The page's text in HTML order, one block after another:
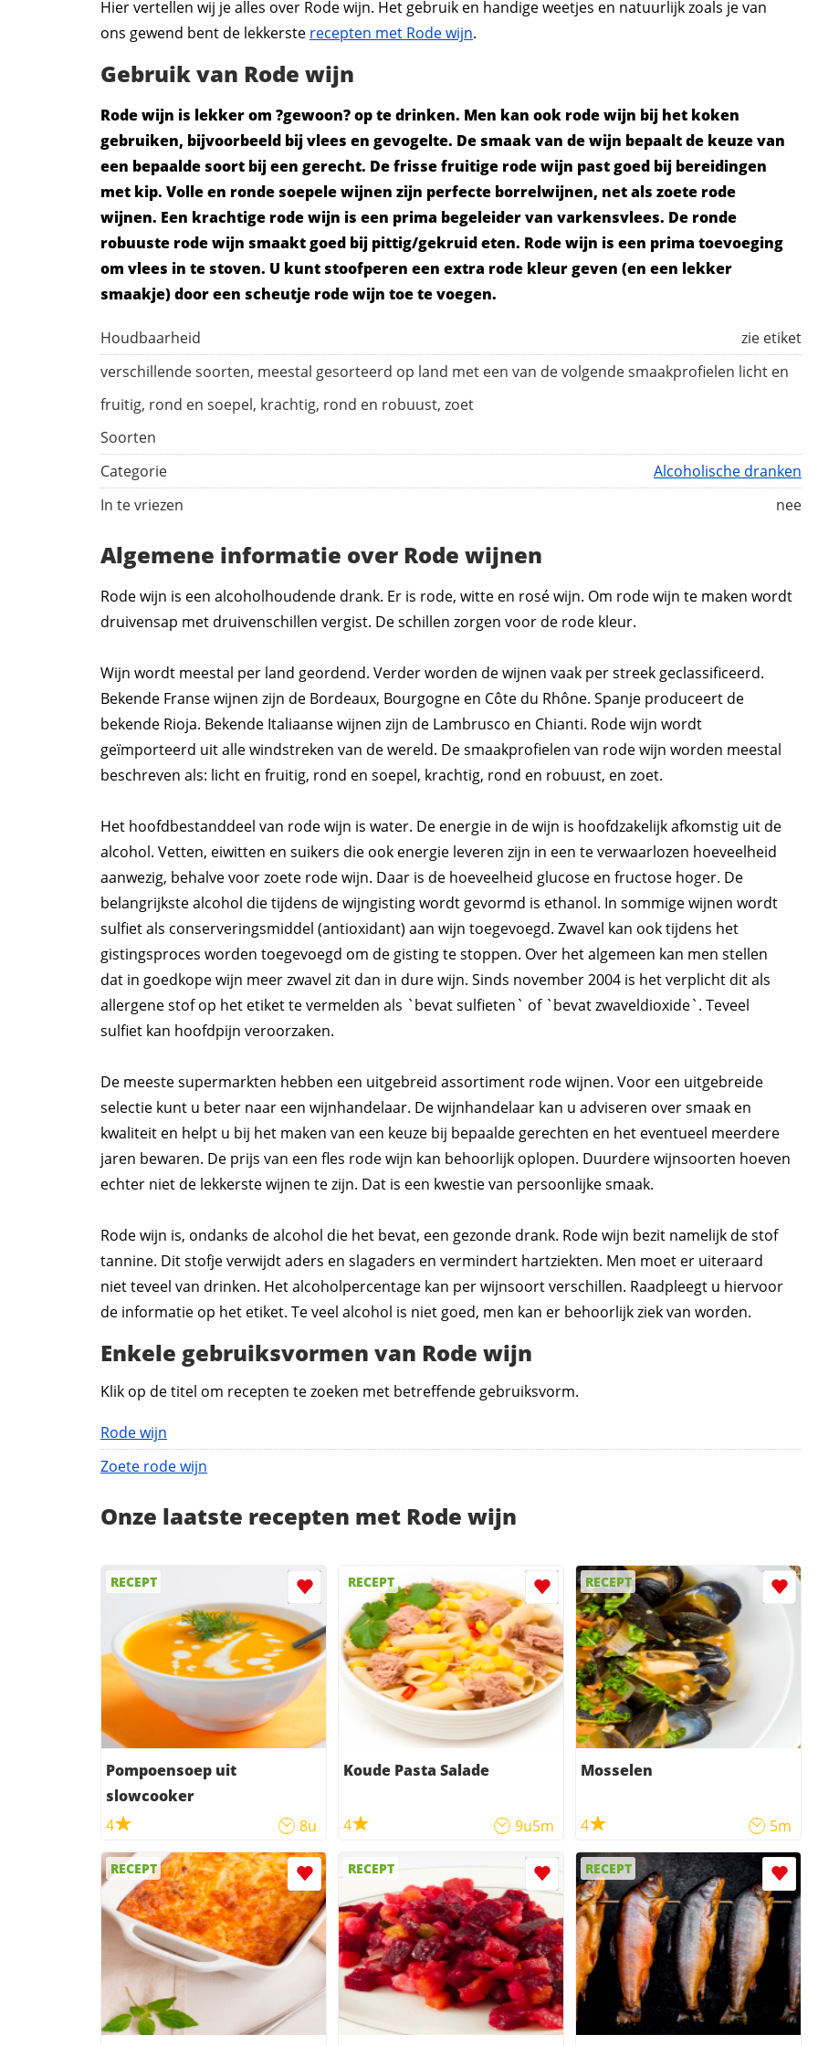
Hier vertellen wij je alles over Rode wijn. Het gebruik en handige weetjes en natuurlijk zoals je van
ons gewend bent de lekkerste recepten met Rode wijn.
Gebruik van Rode wijn
Rode wijn is lekker om ?gewoon? op te drinken. Men kan ook rode wijn bij het koken
gebruiken, bijvoorbeeld bij vlees en gevogelte. De smaak van de wijn bepaalt de keuze van
een bepaalde soort bij een gerecht. De frisse fruitige rode wijn past goed bij bereidingen
met kip. Volle en ronde soepele wijnen zijn perfecte borrelwijnen, net als zoete rode
wijnen. Een krachtige rode wijn is een prima begeleider van varkensvlees. De ronde
robuuste rode wijn smaakt goed bij pittig/gekruid eten. Rode wijn is een prima toevoeging
om vlees in te stoven. U kunt stoofperen een extra rode kleur geven (en een lekker
smaakje) door een scheutje rode wijn toe te voegen.
zie etiket
Houdbaarheid
verschillende soorten, meestal gesorteerd op land met een van de volgende smaakprofielen licht en
fruitig, rond en soepel, krachtig, rond en robuust, zoet
Soorten
Alcoholische dranken
Categorie
nee
In te vriezen
Algemene informatie over Rode wijnen
Rode wijn is een alcoholhoudende drank. Er is rode, witte en rosé wijn. Om rode wijn te maken wordt
druivensap met druivenschillen vergist. De schillen zorgen voor de rode kleur.
Wijn wordt meestal per land geordend. Verder worden de wijnen vaak per streek geclassificeerd.
Bekende Franse wijnen zijn de Bordeaux, Bourgogne en Côte du Rhône. Spanje produceert de
bekende Rioja. Bekende Italiaanse wijnen zijn de Lambrusco en Chianti. Rode wijn wordt
geïmporteerd uit alle windstreken van de wereld. De smaakprofielen van rode wijn worden meestal
beschreven als: licht en fruitig, rond en soepel, krachtig, rond en robuust, en zoet.
Het hoofdbestanddeel van rode wijn is water. De energie in de wijn is hoofdzakelijk afkomstig uit de
alcohol. Vetten, eiwitten en suikers die ook energie leveren zijn in een te verwaarlozen hoeveelheid
aanwezig, behalve voor zoete rode wijn. Daar is de hoeveelheid glucose en fructose hoger. De
belangrijkste alcohol die tijdens de wijngisting wordt gevormd is ethanol. In sommige wijnen wordt
sulfiet als conserveringsmiddel (antioxidant) aan wijn toegevoegd. Zwavel kan ook tijdens het
gistingsproces worden toegevoegd om de gisting te stoppen. Over het algemeen kan men stellen
dat in goedkope wijn meer zwavel zit dan in dure wijn. Sinds november 2004 is het verplicht dit als
allergene stof op het etiket te vermelden als `bevat sulfieten` of `bevat zwaveldioxide`. Teveel
sulfiet kan hoofdpijn veroorzaken.
De meeste supermarkten hebben een uitgebreid assortiment rode wijnen. Voor een uitgebreide
selectie kunt u beter naar een wijnhandelaar. De wijnhandelaar kan u adviseren over smaak en
kwaliteit en helpt u bij het maken van een keuze bij bepaalde gerechten en het eventueel meerdere
jaren bewaren. De prijs van een fles rode wijn kan behoorlijk oplopen. Duurdere wijnsoorten hoeven
echter niet de lekkerste wijnen te zijn. Dat is een kwestie van persoonlijke smaak.
Rode wijn is, ondanks de alcohol die het bevat, een gezonde drank. Rode wijn bezit namelijk de stof
tannine. Dit stofje verwijdt aders en slagaders en vermindert hartziekten. Men moet er uiteraard
niet teveel van drinken. Het alcoholpercentage kan per wijnsoort verschillen. Raadpleegt u hiervoor
de informatie op het etiket. Te veel alcohol is niet goed, men kan er behoorlijk ziek van worden.
Enkele gebruiksvormen van Rode wijn
Klik op de titel om recepten te zoeken met betreffende gebruiksvorm.
Rode wijn
Zoete rode wijn
Onze laatste recepten met Rode wijn
RECEPT
Pompoensoep uit
slowcooker
4
8u
RECEPT
Koude Pasta Salade
4 9u5m
RECEPT
Mosselen
4 5m
RECEPT RECEPT RECEPT